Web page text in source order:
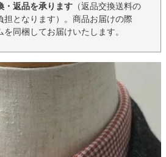
・返品を承ります （返品交換送料の
担となります）。商品お届けの際
同梱してお届けいたします。